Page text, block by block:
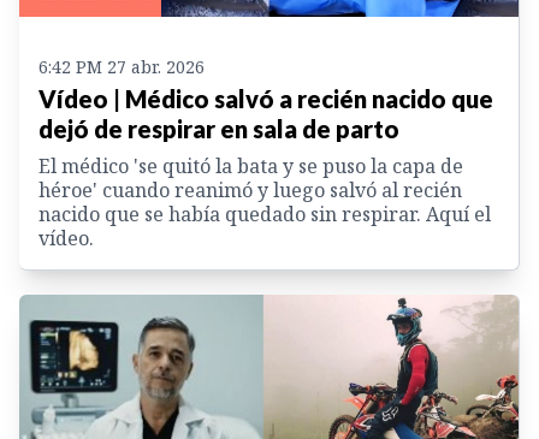
6:42 PM 27 abr. 2026
Vídeo | Médico salvó a recién nacido que
dejó de respirar en sala de parto
El médico 'se quitó la bata y se puso la capa de
héroe' cuando reanimó y luego salvó al recién
nacido que se había quedado sin respirar. Aquí el
vídeo.